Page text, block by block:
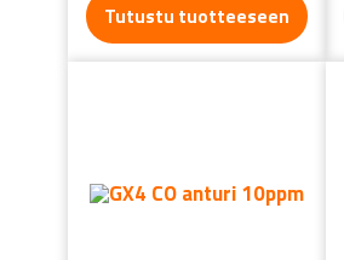
Tutustu tuotteeseen